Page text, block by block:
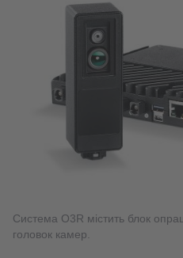
Система O3R містить блок
головок камер.